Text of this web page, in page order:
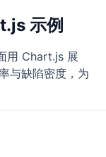
示例
用 Chart.js 展
与缺陷密度，为